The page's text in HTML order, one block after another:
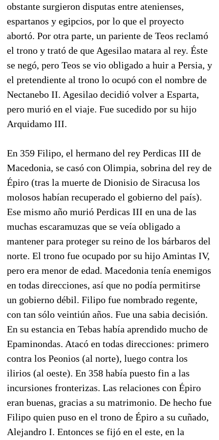
obstante surgieron disputas entre atenienses,
espartanos y egipcios, por lo que el proyecto
abortó. Por otra parte, un pariente de Teos reclamó
el trono y trató de que Agesilao matara al rey. Éste
se negó, pero Teos se vio obligado a huir a Persia, y
el pretendiente al trono lo ocupó con el nombre de
Nectanebo II. Agesilao decidió volver a Esparta,
pero murió en el viaje. Fue sucedido por su hijo
Arquidamo III.
En 359 Filipo, el hermano del rey Perdicas III de
Macedonia, se casó con Olimpia, sobrina del rey de
Épiro (tras la muerte de Dionisio de Siracusa los
molosos habían recuperado el gobierno del país).
Ese mismo año murió Perdicas III en una de las
muchas escaramuzas que se veía obligado a
mantener para proteger su reino de los bárbaros del
norte. El trono fue ocupado por su hijo Amintas IV,
pero era menor de edad. Macedonia tenía enemigos
en todas direcciones, así que no podía permitirse
un gobierno débil. Filipo fue nombrado regente,
con tan sólo veintiún años. Fue una sabia decisión.
En su estancia en Tebas había aprendido mucho de
Epaminondas. Atacó en todas direcciones: primero
contra los Peonios (al norte), luego contra los
ilirios (al oeste). En 358 había puesto fin a las
incursiones fronterizas. Las relaciones con Épiro
eran buenas, gracias a su matrimonio. De hecho fue
Filipo quien puso en el trono de Épiro a su cuñado,
Alejandro I. Entonces se fijó en el este, en la